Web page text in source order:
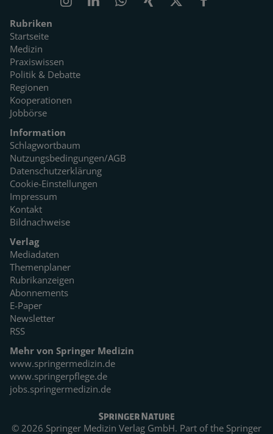
Rubriken
Startseite
Medizin
Praxiswissen
Politik & Debatte
Regionen
Kooperationen
Jobbörse
Information
Schlagwortbaum
Nutzungsbedingungen/AGB
Datenschutzerklärung
Cookie-Einstellungen
Impressum
Kontakt
Bildnachweise
Verlag
Mediadaten
Themenplaner
Rubrikanzeigen
Abonnements
E-Paper
Newsletter
RSS
Mehr von Springer Medizin
www.springermedizin.de
www.springerpflege.de
jobs.springermedizin.de
© 2026 Springer Medizin Verlag GmbH. Part of the Springer